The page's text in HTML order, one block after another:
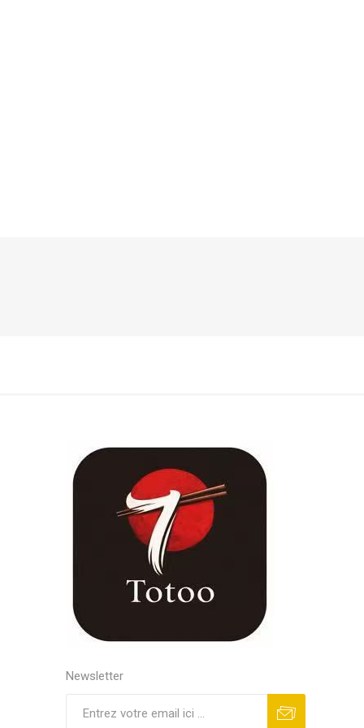
Newsletter